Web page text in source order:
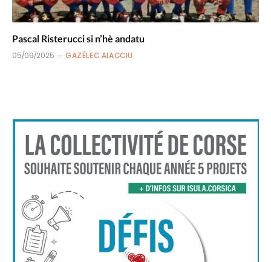
Pascal Risterucci si n’hè andatu
05/09/2025 GAZÉLEC AIACCIU